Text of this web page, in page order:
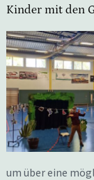
Kinder mit den
um über eine